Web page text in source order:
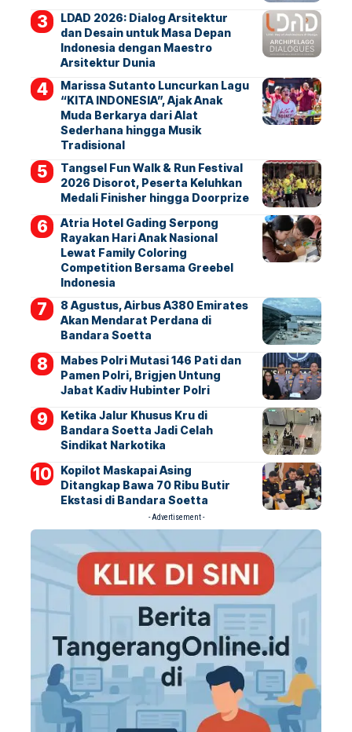
LDAD 2026: Dialog Arsitektur
dan Desain untuk Masa Depan
Indonesia dengan Maestro
Arsitektur Dunia
Marissa Sutanto Luncurkan Lagu
“KITA INDONESIA”, Ajak Anak
Muda Berkarya dari Alat
Sederhana hingga Musik
Tradisional
Tangsel Fun Walk & Run Festival
2026 Disorot, Peserta Keluhkan
Medali Finisher hingga Doorprize
Atria Hotel Gading Serpong
Rayakan Hari Anak Nasional
Lewat Family Coloring
Competition Bersama Greebel
Indonesia
8 Agustus, Airbus A380 Emirates
Akan Mendarat Perdana di
Bandara Soetta
Mabes Polri Mutasi 146 Pati dan
Pamen Polri, Brigjen Untung
Jabat Kadiv Hubinter Polri
Ketika Jalur Khusus Kru di
Bandara Soetta Jadi Celah
Sindikat Narkotika
Kopilot Maskapai Asing
Ditangkap Bawa 70 Ribu Butir
Ekstasi di Bandara Soetta
- Advertisement -